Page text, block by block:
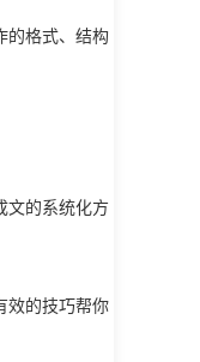
的格式、结构
文的系统化方
效的技巧帮你